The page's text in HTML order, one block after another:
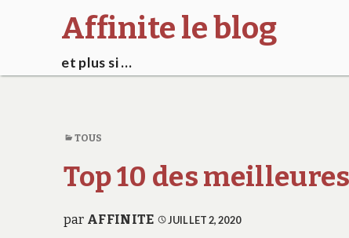
Affinite le blog
et plus si …
TOUS
Top 10 des
par AFFINITE JUILLET 2, 2020